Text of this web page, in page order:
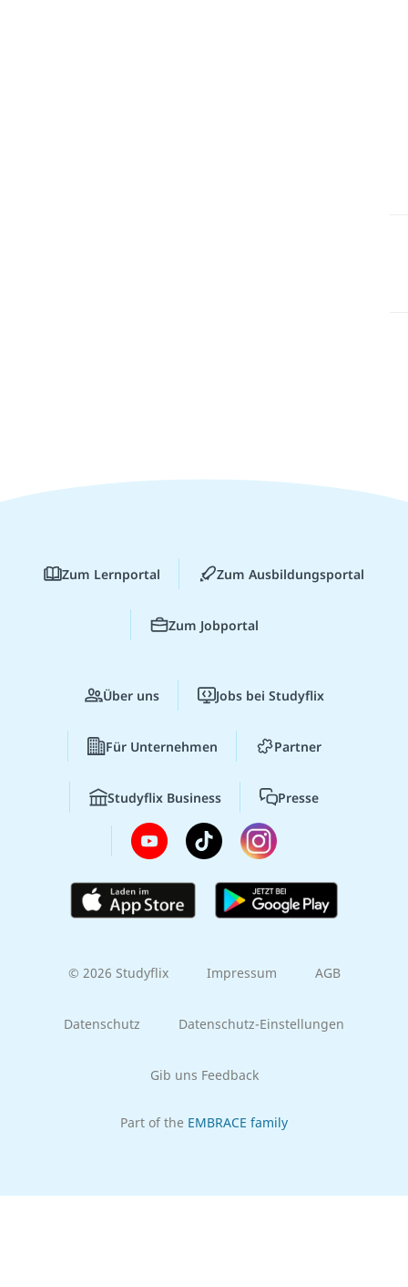
Zum Lernportal Zum Ausbildungsportal
Zum Jobportal
Über uns Jobs bei Studyflix
Für Unternehmen Partner
Studyflix Business Presse
© 2026 Studyflix Impressum AGB
Datenschutz Datenschutz-Einstellungen
Gib uns Feedback
Part of the EMBRACE family